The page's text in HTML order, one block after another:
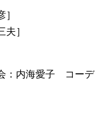
］
：内海愛子 コーデ